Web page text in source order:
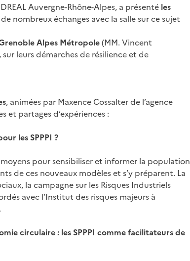
Auvergne-Rhône-Alpes, a présenté les
nombreux échanges avec la salle sur ce sujet
Alpes Métropole(MM. Vincent
leurs démarches de résilience et de
, animées par Maxence Cossalter de l’agence
et partages d’expériences :
les SPPPI ?
pour sensibiliser et informer la population
de ces nouveaux modèles et s’y préparent. La
la campagne sur les Risques Industriels
avec l’Institut des risques majeurs à
circulaire : les SPPPI comme facilitateurs de